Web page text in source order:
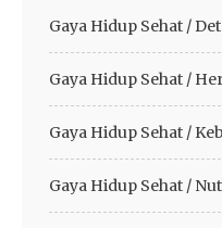
Gaya Hidup Sehat /
Gaya Hidup Sehat /
Gaya Hidup Sehat /
Gaya Hidup Sehat /